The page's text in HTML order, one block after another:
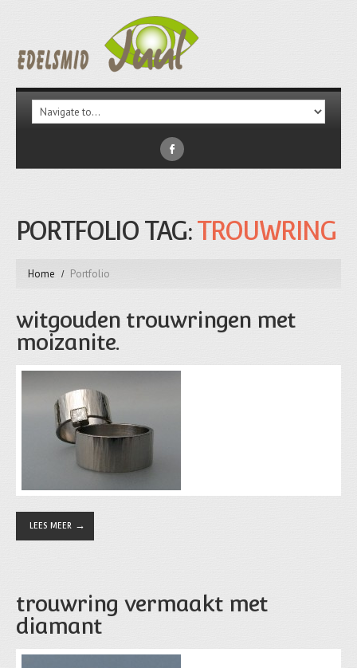
PORTFOLIO TAG:TROUWRING
Home Portfolio
witgouden trouwringen met
moizanite.
LEES MEER
trouwring vermaakt met
diamant